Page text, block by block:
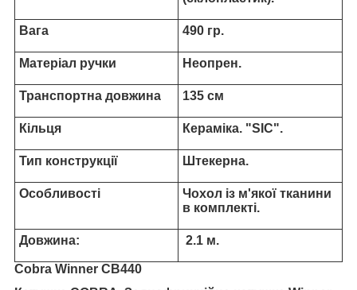
Вага 490 гр.
Матеріал ручки Неопрен.
Транспортна довжина 135 см
Кільця Кераміка. "SIC".
Тип конструкції Штекерна.
Особливості
Чохол із м'якої тканини
в комплекті.
Довжина: 2.1 м.
Cobra Winner CB440